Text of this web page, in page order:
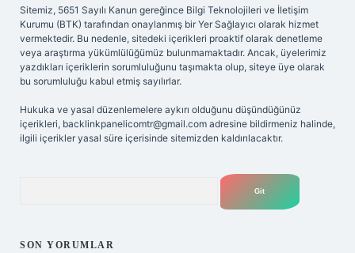
Sitemiz, 5651 Sayılı Kanun gereğince Bilgi Teknolojileri ve İletişim
Kurumu (BTK) tarafından onaylanmış bir Yer Sağlayıcı olarak hizmet
vermektedir. Bu nedenle, sitedeki içerikleri proaktif olarak denetleme
veya araştırma yükümlülüğümüz bulunmamaktadır. Ancak, üyelerimiz
yazdıkları içeriklerin sorumluluğunu taşımakta olup, siteye üye olarak
bu sorumluluğu kabul etmiş sayılırlar.
Hukuka ve yasal düzenlemelere aykırı olduğunu düşündüğünüz
içerikleri, backlinkpanelicomtr@gmail.com adresine bildirmeniz halinde,
ilgili içerikler yasal süre içerisinde sitemizden kaldırılacaktır.
SON YORUMLAR